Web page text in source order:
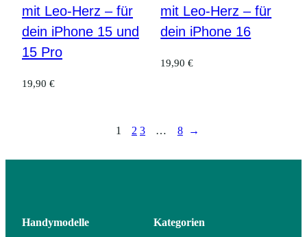
mit Leo-Herz – für
dein iPhone 15 und
15 Pro
19,90 €
mit Leo-Herz – für
dein iPhone 16
19,90€
1 2 3 … 8 →
Handymodelle Kategorien